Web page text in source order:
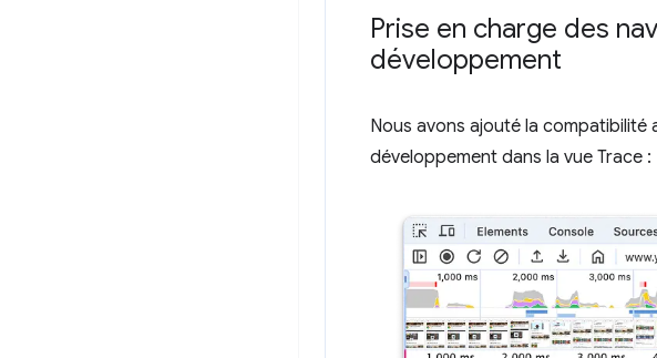
Prise en charge des
développement
Nous avons ajouté la compatibilité
développement dans la vue Trace :